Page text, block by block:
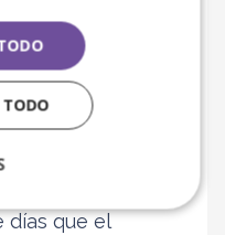
se
la nómina
en las nóminas
días que el
TODO